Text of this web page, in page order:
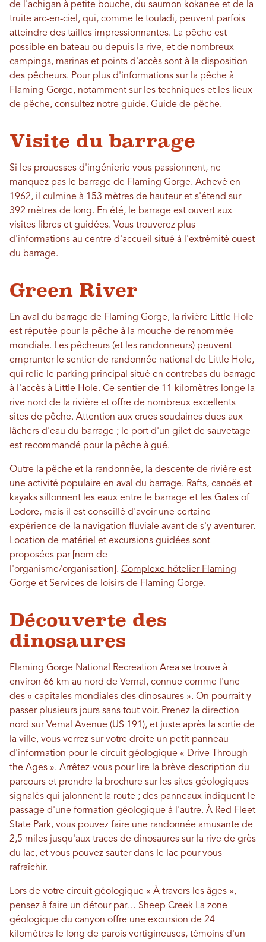
de l'achigan à petite bouche, du saumon kokanee et de la
truite arc-en-ciel, qui, comme le touladi, peuvent parfois
atteindre des tailles impressionnantes. La pêche est
possible en bateau ou depuis la rive, et de nombreux
campings, marinas et points d'accès sont à la disposition
des pêcheurs. Pour plus d'informations sur la pêche à
Flaming Gorge, notamment sur les techniques et les lieux
de pêche, consultez notre guide. Guide de pêche.
Visite du barrage
Si les prouesses d'ingénierie vous passionnent, ne
manquez pas le barrage de Flaming Gorge. Achevé en
1962, il culmine à 153 mètres de hauteur et s'étend sur
392 mètres de long. En été, le barrage est ouvert aux
visites libres et guidées. Vous trouverez plus
d'informations au centre d'accueil situé à l'extrémité ouest
du barrage.
Green River
En aval du barrage de Flaming Gorge, la rivière Little Hole
est réputée pour la pêche à la mouche de renommée
mondiale. Les pêcheurs (et les randonneurs) peuvent
emprunter le sentier de randonnée national de Little Hole,
qui relie le parking principal situé en contrebas du barrage
à l'accès à Little Hole. Ce sentier de 11 kilomètres longe la
rive nord de la rivière et offre de nombreux excellents
sites de pêche. Attention aux crues soudaines dues aux
lâchers d'eau du barrage ; le port d'un gilet de sauvetage
est recommandé pour la pêche à gué.
Outre la pêche et la randonnée, la descente de rivière est
une activité populaire en aval du barrage. Rafts, canoës et
kayaks sillonnent les eaux entre le barrage et les Gates of
Lodore, mais il est conseillé d'avoir une certaine
expérience de la navigation fluviale avant de s'y aventurer.
Location de matériel et excursions guidées sont
proposées par [nom de
l'organisme/organisation]. Complexe hôtelier Flaming
Gorge et Services de loisirs de Flaming Gorge.
Découverte des
dinosaures
Flaming Gorge National Recreation Area se trouve à
environ 66 km au nord de Vernal, connue comme l'une
des « capitales mondiales des dinosaures ». On pourrait y
passer plusieurs jours sans tout voir. Prenez la direction
nord sur Vernal Avenue (US 191), et juste après la sortie de
la ville, vous verrez sur votre droite un petit panneau
d'information pour le circuit géologique « Drive Through
the Ages ». Arrêtez-vous pour lire la brève description du
parcours et prendre la brochure sur les sites géologiques
signalés qui jalonnent la route ; des panneaux indiquent le
passage d'une formation géologique à l'autre. À Red Fleet
State Park, vous pouvez faire une randonnée amusante de
2,5 miles jusqu'aux traces de dinosaures sur la rive de grès
du lac, et vous pouvez sauter dans le lac pour vous
rafraîchir.
Lors de votre circuit géologique « À travers les âges »,
pensez à faire un détour par… Sheep Creek La zone
géologique du canyon offre une excursion de 24
kilomètres le long de parois vertigineuses, témoins d'un